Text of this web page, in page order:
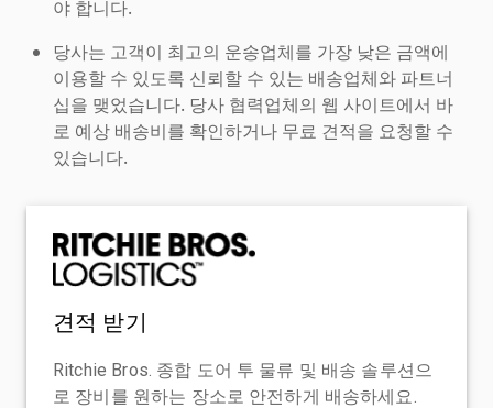
야 합니다.
당사는 고객이 최고의 운송업체를 가장 낮은 금액에
이용할 수 있도록 신뢰할 수 있는 배송업체와 파트너
십을 맺었습니다. 당사 협력업체의 웹 사이트에서 바
로 예상 배송비를 확인하거나 무료 견적을 요청할 수
있습니다.
견적 받기
Ritchie Bros. 종합 도어 투 물류 및 배송 솔루션으
로 장비를 원하는 장소로 안전하게 배송하세요.